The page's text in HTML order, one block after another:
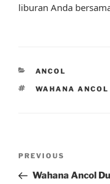
liburan Anda
CATEGORIES
ANCOL
TAGS
WAHANA
Previous
Post
PREVIOUS
Wahana Ancol